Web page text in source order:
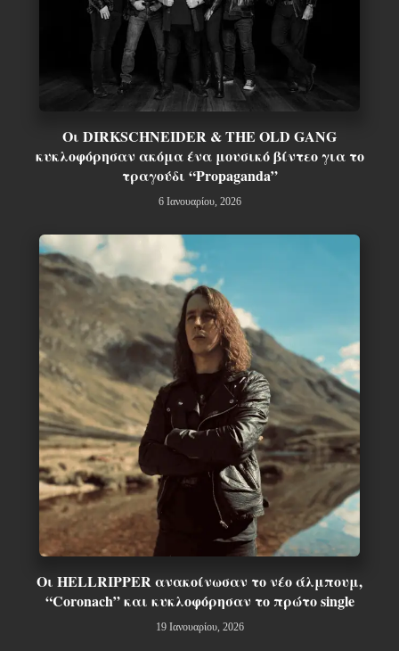
Οι DIRKSCHNEIDER & THE OLD GANG
κυκλοφόρησαν ακόμα ένα μουσικό βίντεο για το
τραγούδι “Propaganda”
6 Ιανουαρίου, 2026
Οι HELLRIPPER ανακοίνωσαν το νέο άλμπουμ,
“Coronach” και κυκλοφόρησαν το πρώτο single
19 Ιανουαρίου, 2026